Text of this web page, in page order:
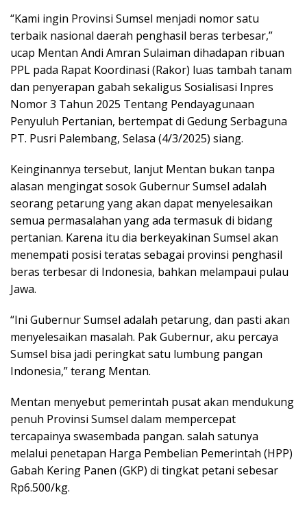
“Kami ingin Provinsi Sumsel menjadi nomor satu
terbaik nasional daerah penghasil beras terbesar,”
ucap Mentan Andi Amran Sulaiman dihadapan ribuan
PPL pada Rapat Koordinasi (Rakor) luas tambah tanam
dan penyerapan gabah sekaligus Sosialisasi Inpres
Nomor 3 Tahun 2025 Tentang Pendayagunaan
Penyuluh Pertanian, bertempat di Gedung Serbaguna
PT. Pusri Palembang, Selasa (4/3/2025) siang.
Keinginannya tersebut, lanjut Mentan bukan tanpa
alasan mengingat sosok Gubernur Sumsel adalah
seorang petarung yang akan dapat menyelesaikan
semua permasalahan yang ada termasuk di bidang
pertanian. Karena itu dia berkeyakinan Sumsel akan
menempati posisi teratas sebagai provinsi penghasil
beras terbesar di Indonesia, bahkan melampaui pulau
Jawa.
“Ini Gubernur Sumsel adalah petarung, dan pasti akan
menyelesaikan masalah. Pak Gubernur, aku percaya
Sumsel bisa jadi peringkat satu lumbung pangan
Indonesia,” terang Mentan.
Mentan menyebut pemerintah pusat akan mendukung
penuh Provinsi Sumsel dalam mempercepat
tercapainya swasembada pangan. salah satunya
melalui penetapan Harga Pembelian Pemerintah (HPP)
Gabah Kering Panen (GKP) di tingkat petani sebesar
Rp6.500/kg.